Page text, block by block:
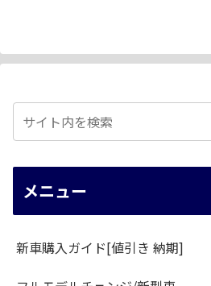
メニュー
新車購入ガイド[値引き 納期]